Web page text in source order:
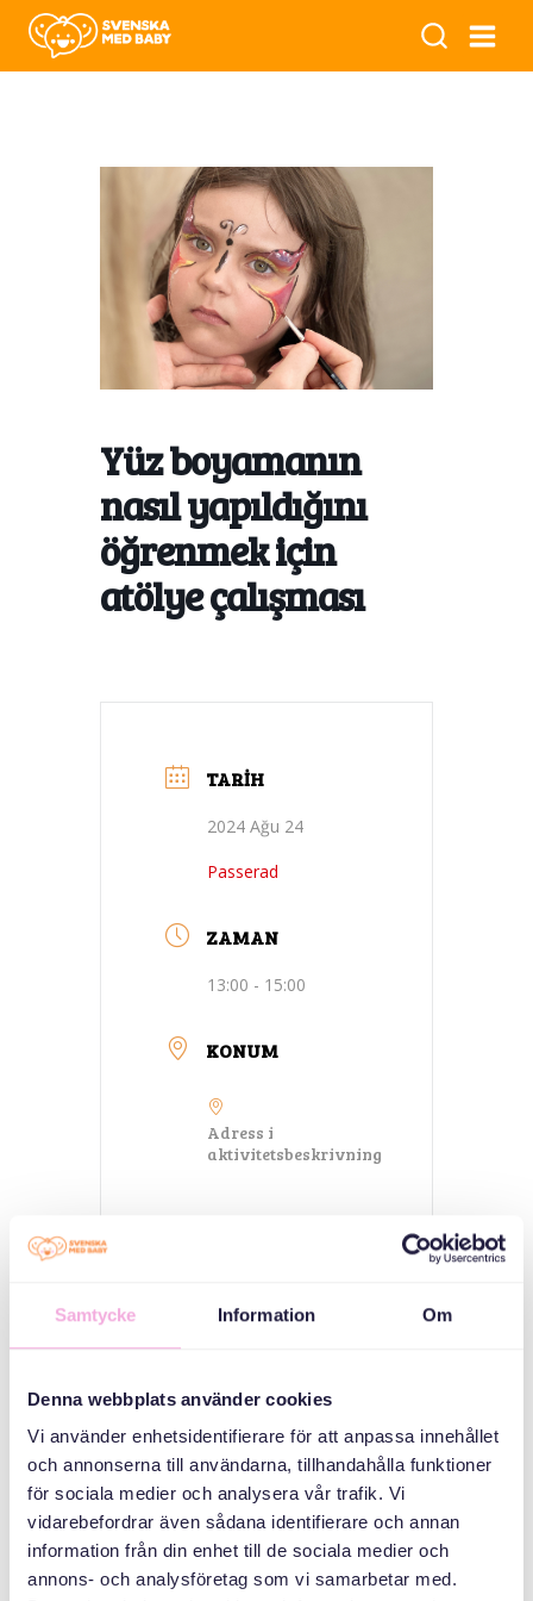
Samtycke Information Om
Denna webbplats använder cookies
Vi använder enhetsidentifierare för att anpassa innehållet
och annonserna till användarna, tillhandahålla funktioner
för sociala medier och analysera vår trafik. Vi
vidarebefordrar även sådana identifierare och annan
information från din enhet till de sociala medier och
annons- och analysföretag som vi samarbetar med.
Yüz boyamanın
nasıl yapıldığını
öğrenmek için
atölye çalışması
TARIH
2024 Ağu 24
Passerad
ZAMAN
13:00 - 15:00
KONUM
Adress i
aktivitetsbeskrivning